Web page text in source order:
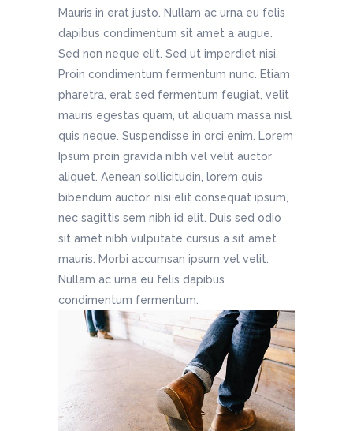
Mauris in erat justo. Nullam ac urna eu felis
dapibus condimentum sit amet a augue.
Sed non neque elit. Sed ut imperdiet nisi.
Proin condimentum fermentum nunc. Etiam
pharetra, erat sed fermentum feugiat, velit
mauris egestas quam, ut aliquam massa nisl
quis neque. Suspendisse in orci enim. Lorem
Ipsum proin gravida nibh vel velit auctor
aliquet. Aenean sollicitudin, lorem quis
bibendum auctor, nisi elit consequat ipsum,
nec sagittis sem nibh id elit. Duis sed odio
sit amet nibh vulputate cursus a sit amet
mauris. Morbi accumsan ipsum vel velit.
Nullam ac urna eu felis dapibus
condimentum fermentum.